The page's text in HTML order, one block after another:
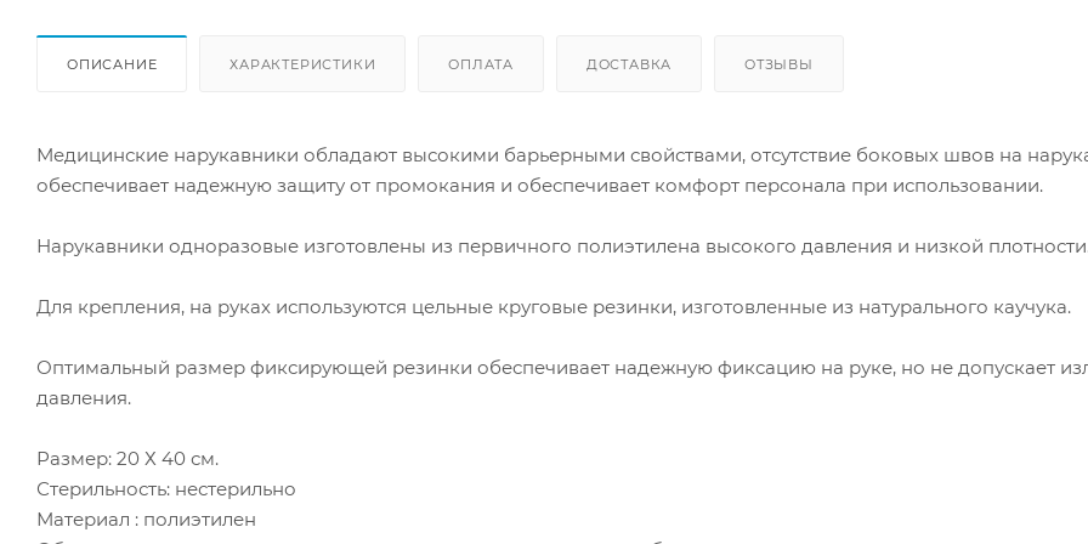
ОПИСАНИЕ ХАРАКТЕРИСТИКИ ОПЛАТА ДОСТАВКА ОТЗЫВЫ
Медицинские нарукавники обладают высокими барьерными свойствами, отсутствие боковых швов на
обеспечивает надежную защиту от промокания и обеспечивает комфорт персонала при использовании.
Нарукавники одноразовые изготовлены из первичного полиэтилена высокого давления и низкой
Для крепления, на руках используются цельные круговые резинки, изготовленные из натурального каучука.
Оптимальный размер фиксирующей резинки обеспечивает надежную фиксацию на руке, но не допускает
давления.
Размер: 20 Х 40 см.
Стерильность: нестерильно
Материал : полиэтилен